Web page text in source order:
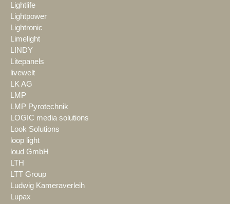
Lightlife
Lightpower
Lightronic
Limelight
LINDY
Litepanels
livewelt
LK AG
LMP
LMP Pyrotechnik
LOGIC media solutions
Look Solutions
loop light
loud GmbH
LTH
LTT Group
Ludwig Kameraverleih
Lupax